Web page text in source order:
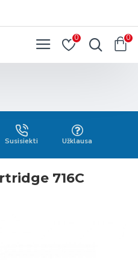
0 0
Susisiekti Užklausa
716C